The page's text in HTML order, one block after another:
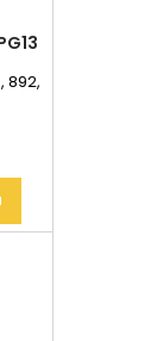
892,